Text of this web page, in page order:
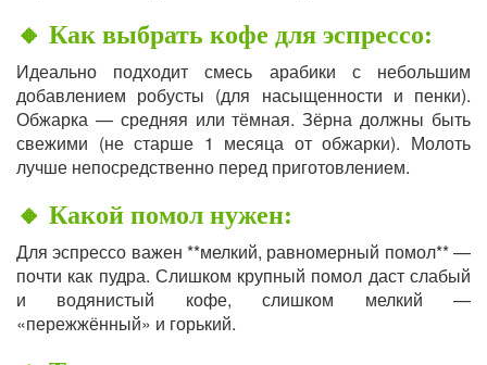
🔸 Как выбрать кофе для эспрессо:
Идеально подходит смесь арабики с небольшим
добавлением робусты (для насыщенности и пенки).
Обжарка — средняя или тёмная. Зёрна должны быть
свежими (не старше 1 месяца от обжарки). Молоть
лучше непосредственно перед приготовлением.
🔸 Какой помол нужен:
Для эспрессо важен **мелкий, равномерный помол** —
почти как пудра. Слишком крупный помол даст слабый
и водянистый кофе, слишком мелкий —
«пережжённый» и горький.